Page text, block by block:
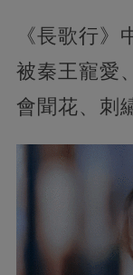
《長歌行
被秦王寵愛
會聞花、刺